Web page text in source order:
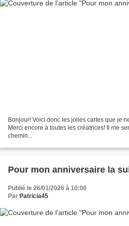
Bonjour! Voici donc les jolies cartes que je
Merci encore à toutes les créatrices! Il me
chemin...
Pour mon anniversaire la
Publié le 26/01/2026 à 10:00
Par Patricia45